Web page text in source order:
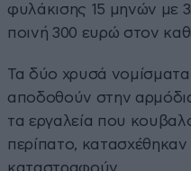
φυλάκισης 15 μηνών με
ποινή 300 ευρώ στον
Τα δύο χρυσά
αποδοθούν στην
τα εργαλεία που
περίπατο, κατασχέθηκαν
καταστραφούν.